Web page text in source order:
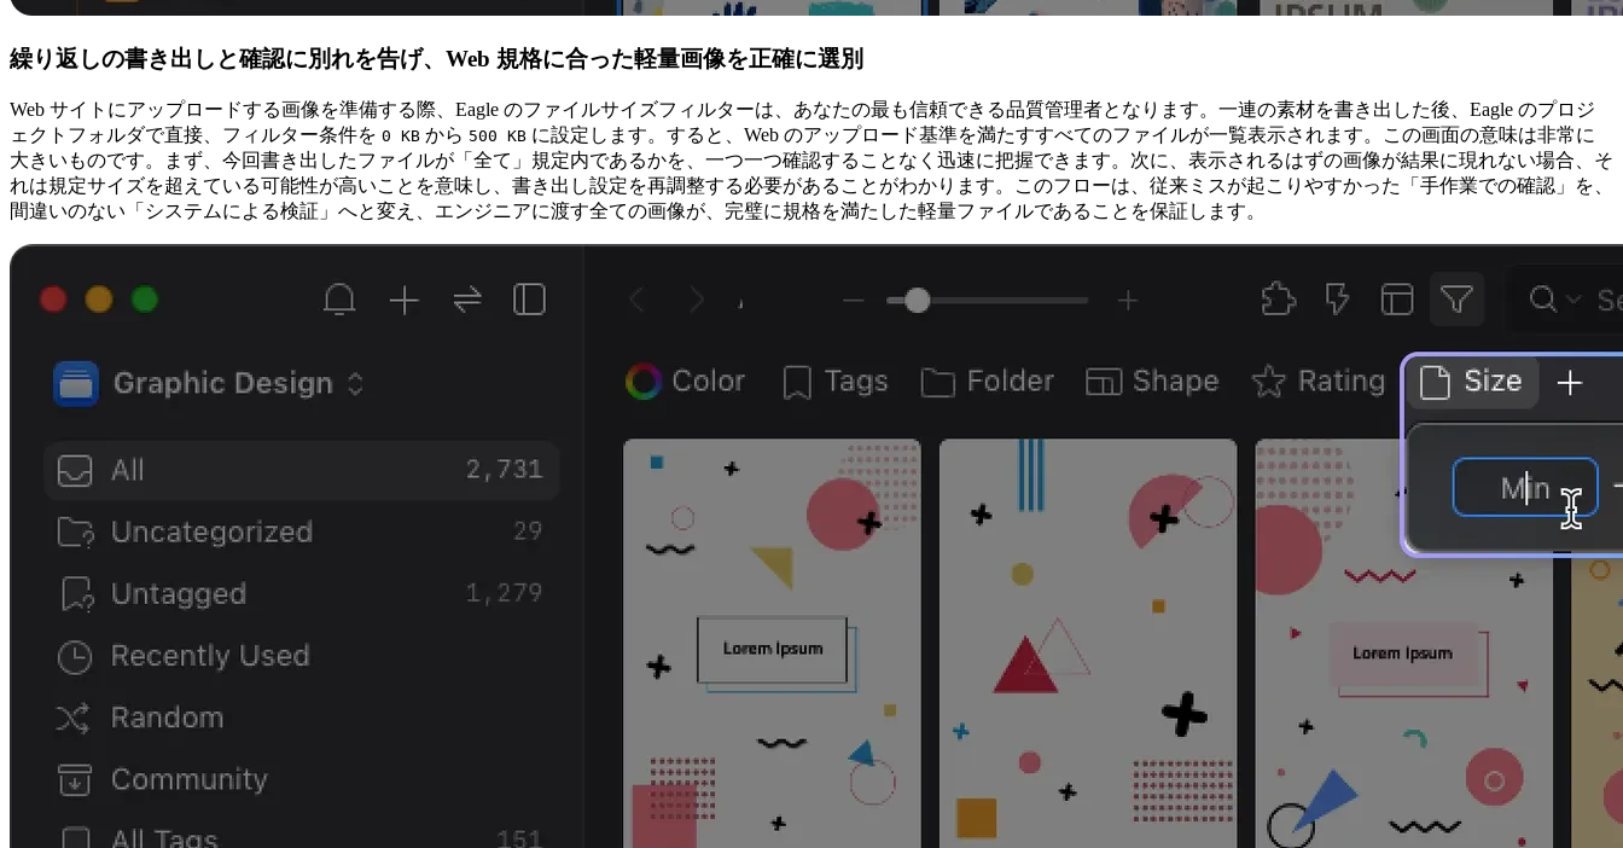
繰り返しの書き出しと確認に別れを告げ、Web 規格に合った軽量画像を正確に選別
Web サイトにアップロードする画像を準備する際、Eagle のファイルサイズフィルターは、あなたの最も信頼できる品質管理者となります。一連の素材を書き出した後、Eagle のプロジ
ェクトフォルダで直接、フィルター条件を 0 KB から 500 KB に設定します。すると、Web のアップロード基準を満たすすべてのファイルが一覧表示されます。この画面の意味は非常に
大きいものです。まず、今回書き出したファイルが「全て」規定内であるかを、一つ一つ確認することなく迅速に把握できます。次に、表示されるはずの画像が結果に現れない場合、そ
れは規定サイズを超えている可能性が高いことを意味し、書き出し設定を再調整する必要があることがわかります。このフローは、従来ミスが起こりやすかった「手作業での確認」を、
間違いのない「システムによる検証」へと変え、エンジニアに渡す全ての画像が、完璧に規格を満たした軽量ファイルであることを保証します。